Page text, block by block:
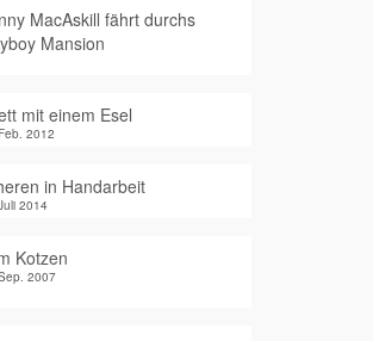
MacAskill fährt durchs
Mansion
mit einem Esel
2012
in Handarbeit
2014
Kotzen
2007